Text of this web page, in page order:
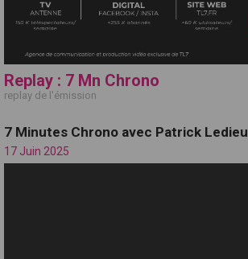
Replay : 7 Mn Chrono
replay de l'émission
7 Minutes Chrono avec Patrick Ledieu
17 Juin 2025